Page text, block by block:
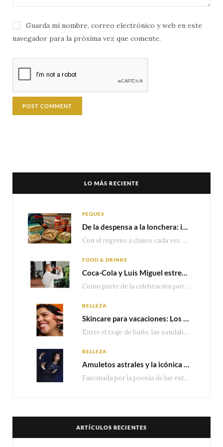
Guarda mi nombre, correo electrónico y web en este
navegador para la próxima vez que comente.
LO MÁS RECIENTE
PEQUES
De la despensa a la lonchera: ideas rápidas para el regreso a clases
Con el regreso a clases cada vez más cerca, las familias comienzan a reorganizar horarios,…
FOOD & DRINKS
Coca-Cola y Luis Miguel estrenan el comercial que celebra 100 años de historia junto a México
Como parte de la celebración por sus primeros 100 años enMéxico, Coca-Cola presenta hoy el…
BELLEZA
Skincare para vacaciones: Los do’s and dont’s para cuidar tu piel
Entre el traje de baño, las sandalias, los lentes de sol y los looks que…
BELLEZA
Amuletos astrales y la icónica colección Zodiaque de Van Cleef & Arpels
Fascinada por la poesía de las estrellas, la Maison Van Cleef & Arpels celebra la llegada de las…
ARTÍCULOS RECIENTES